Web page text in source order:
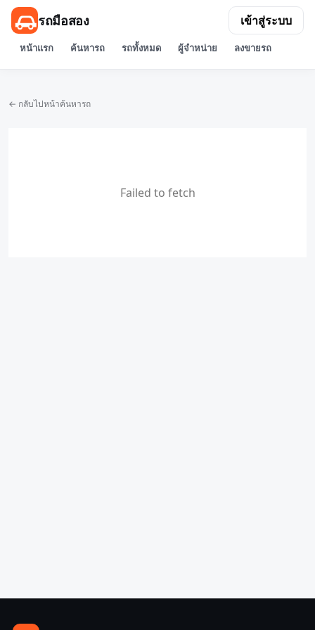
รถมือสอง
หน้าแรก ค้นหารถ รถทั้งหมด ผู้จำหน่าย ลงขายรถ
เข้าสู่ระบบ
← กลับไปหน้าค้นหารถ
Failed to fetch